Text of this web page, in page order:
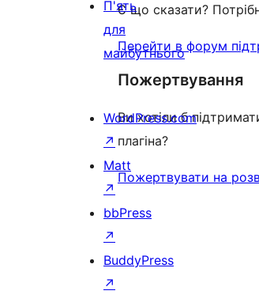
Є що сказати?
Перейти в форум
Пожертвування
Ви хотіли б
плагіна?
Пожертвувати на
П'ять
для
майбутнього
WordPress.com
↗
Matt
↗
bbPress
↗
BuddyPress
↗